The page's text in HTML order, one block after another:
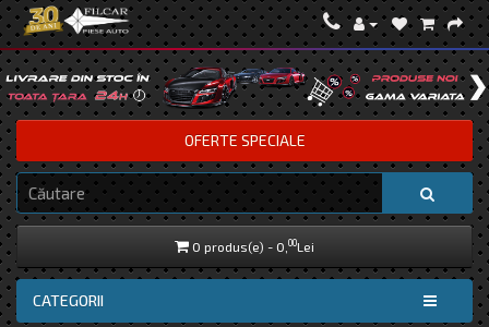
OFERTE SPECIALE
0 produs(e) - 0, 00Lei
CATEGORII